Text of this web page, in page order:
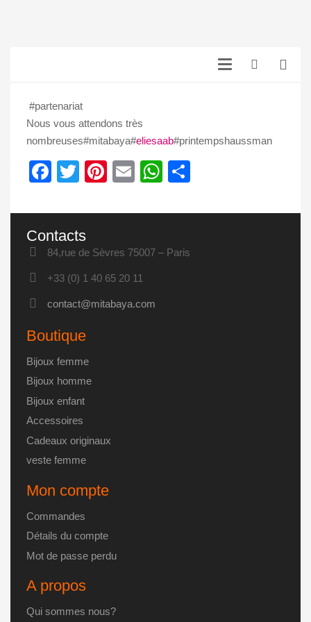
#partenariat
Nous vous attendons très
nombreuses#mitabaya#eliesaab#printempshaussman
Facebook
TwitterPinterest
EmailWhatsApp
Contacts
84,rue de Sèvres 75007 – Paris
+33 (0) 1 40 65 20 11
contact@mitabaya.com
Boutique
Bijoux femme
Bijoux homme
Bijoux enfant
Accessoires
Cadeaux originaux
veste femme
Mon compte
Commandes
Détails du compte
Mot de passe perdu
A propos
Qui sommes nous?